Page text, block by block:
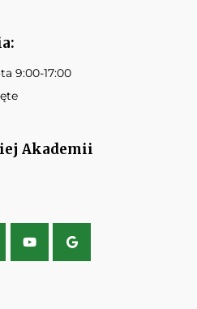
9:00-17:00
Akademii